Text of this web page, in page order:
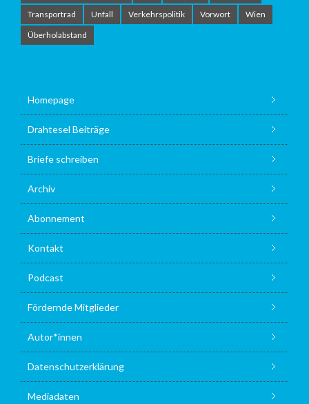
Transportrad
Unfall Verkehrspolitik Vorwort
Wien
Überholabstand
Homepage
Drahtesel Beiträge
Briefe schreiben
Archiv
Abonnement
Kontakt
Podcast
Fördernde Mitglieder
Autor*innen
Datenschutzerklärung
Mediadaten